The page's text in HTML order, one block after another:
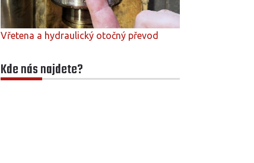
Vřetena a hydraulický otočný převod
Kde nás najdete?